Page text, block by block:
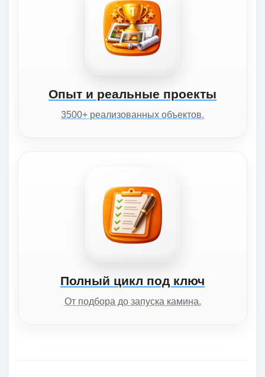
Опыт и реальные проекты
3500+ реализованных объектов.
Полный цикл под ключ
От подбора до запуска камина.